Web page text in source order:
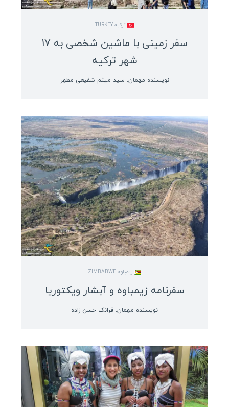
ترکیه TURKEY
سفر زمینی با ماشین شخصی به ۱۷
شهر ترکیه
نویسنده مهمان: سید میثم شفیعی مطهر
زیمباوه ZIMBABWE
سفرنامه زیمباوه و آبشار ویکتوریا
نویسنده مهمان: فرانک حسن زاده